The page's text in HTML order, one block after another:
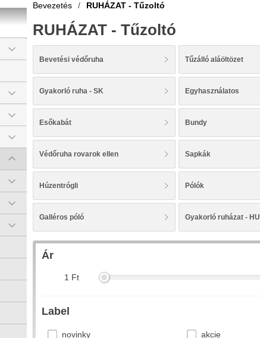
Bevezetés / RUHÁZAT - Tűzoltó
RUHÁZAT - Tűzoltó
Bevetési védőruha Tűzálló aláöltözet
Gyakorló ruha - SK Egyhasználatos
Esőkabát Bundy
Védőruha rovarok ellen Sapkák
Húzentrógli Pólók
Galléros póló Gyakorló ruházat - HU
Ár
1 Ft
Label
novinky akcie